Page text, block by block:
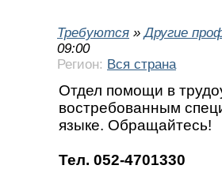
Требуются »Другие
09:00
Регион: Вся страна
Отдел помощи в
востребованным
языке. Обращайтесь!
Тел. 052-4701330